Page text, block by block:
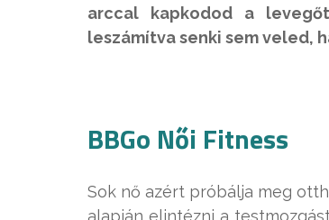
arccal kapkodod a
leszámítva senki sem veled,
BBGo Női Fitness
Sok nő azért próbálja meg